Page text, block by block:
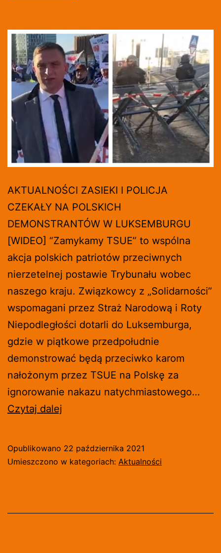
AKTUALNOŚCI ZASIEKI I POLICJA
CZEKAŁY NA POLSKICH
DEMONSTRANTÓW W LUKSEMBURGU
[WIDEO] “Zamykamy TSUE” to wspólna
akcja polskich patriotów przeciwnych
nierzetelnej postawie Trybunału wobec
naszego kraju. Związkowcy z „Solidarności”
wspomagani przez Straż Narodową i Roty
Niepodległości dotarli do Luksemburga,
gdzie w piątkowe przedpołudnie
demonstrować będą przeciwko karom
nałożonym przez TSUE na Polskę za
ignorowanie nakazu natychmiastowego…
Czytaj dalej
POLICJA
CZEKAŁY
Opublikowano 22 października 2021
Umieszczono w kategoriach: Aktualności